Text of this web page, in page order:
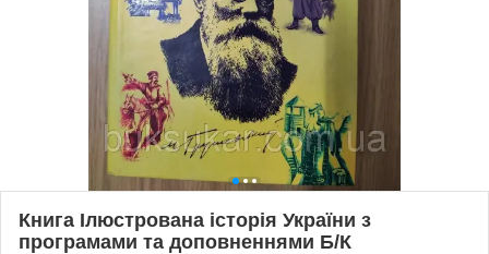
Книга Ілюстрована історія України з
програмами та доповненнями Б/К